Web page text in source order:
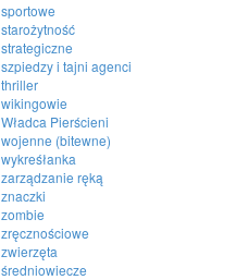
sportowe
starożytność
strategiczne
szpiedzy i tajni agenci
thriller
wikingowie
Władca Pierścieni
wojenne (bitewne)
wykreśłanka
zarządzanie ręką
znaczki
zombie
zręcznościowe
zwierzęta
średniowiecze